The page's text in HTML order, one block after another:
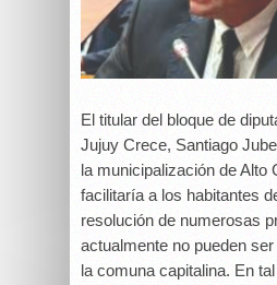
El titular del bloque de
Jujuy Crece, Santiago
la municipalización de Alto
facilitaría a los habitantes
resolución de numerosas
actualmente no pueden
la comuna capitalina. En